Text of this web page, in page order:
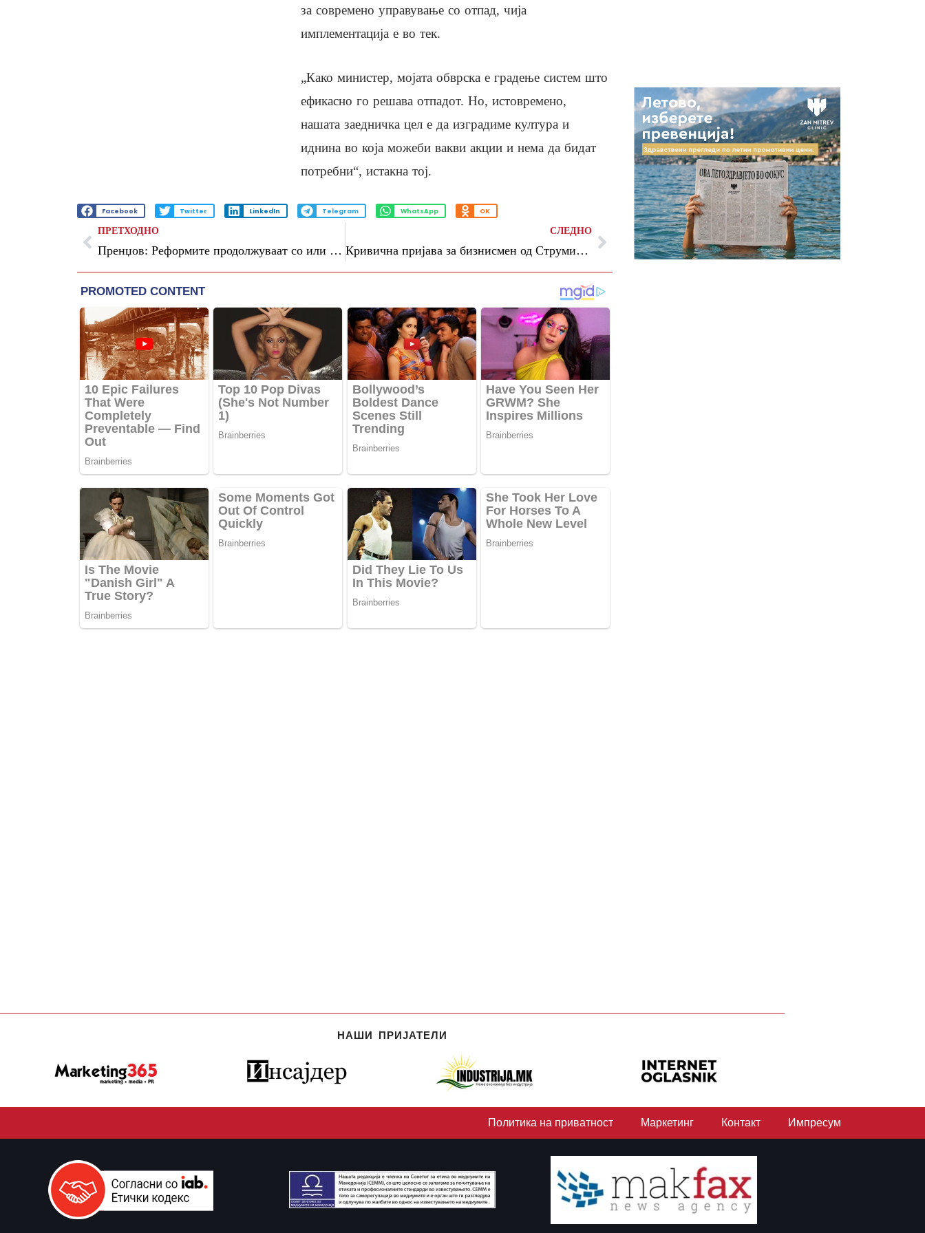
за современо управување со отпад, чија
имплементација е во тек.
„Како министер, мојата обврска е градење систем што
ефикасно го решава отпадот. Но, истовремено,
нашата заедничка цел е да изградиме култура и
иднина во која можеби вакви акции и нема да бидат
потребни“, истакна тој.
Facebook Twitter LinkedIn Telegram WhatsApp OK
ПРЕТХОДНО
Пренџов: Реформите продолжуваат со или без Венко и СДСМ
СЛЕДНО
Кривична пријава за бизнисмен од Струмица, затаил данок од 1,7 милиони денари
НАШИ ПРИЈАТЕЛИ
Политика на приватност Маркетинг Контакт Импресум